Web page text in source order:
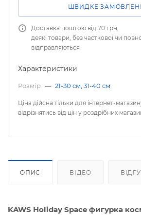
ШВИДКЕ
Доставка поштою від 70 грн,
деякі товари, без часткової чи
відправляються
Характеристики
Розмір — 21-30 см 31-40 см
Ціна дійсна тільки для інтернет-
відрізнятись від цін у роздрібних
ОПИС ВІДЕО
KAWS Holiday Space фигурка